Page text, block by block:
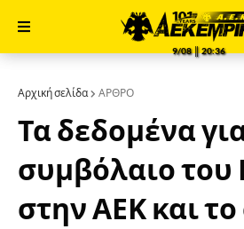
9/08 ║ 20:36
Αρχική σελίδα ΑΡΘΡΟ
Τα δεδομένα
συμβόλαιο του
στην ΑΕΚ και